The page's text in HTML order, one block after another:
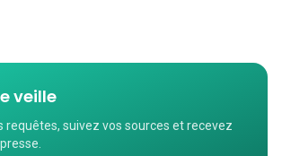
veille
requêtes, suivez vos sources et recevez